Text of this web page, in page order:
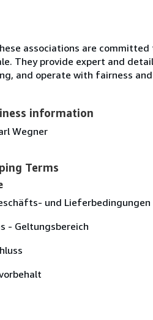
associations are
They provide expert and
and operate with fairness
information
Wegner
Terms
und Lieferbedingungen
- Geltungsbereich